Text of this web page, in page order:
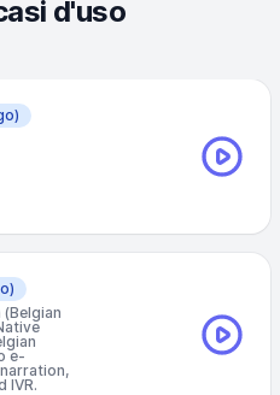
d'uso
(Belgian
e-
IVR.